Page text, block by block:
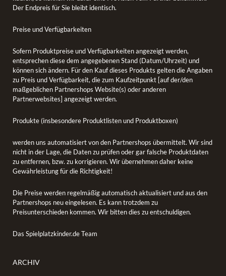
Der Endpreis für Sie bleibt identisch.
Preise und Verfügbarkeiten
Sofern Produktpreise und Verfügbarkeiten angezeigt werden,
entsprechen diese dem angegebenen Stand (Datum/Uhrzeit) und
können sich ändern. Für den Kauf dieses Produkts gelten die Angaben
zu Preis und Verfügbarkeit, die zum Kaufzeitpunkt [auf der/den
maßgeblichen Partnershops Website(s) oder anderen
Partnerwebsites] angezeigt werden.
Produkte (insbesondere Produktlisten und Produktboxen)
werden uns automatisiert von den Partnershops übermittelt. Wir sind
nicht in der Lage, die Daten zu prüfen oder gar falsche Produktdaten
zu entfernen, bzw. zu korrigieren. Wir übernehmen daher keine
Gewährleistung für die Richtigkeit!
Die Preise werden regelmäßig automatisch aktualisiert und aus den
Partnershops neu eingelesen. Es kann trotzdem zu
Preisunterschieden kommen. Wir bitten dies zu entschuldigen.
Das Spielplatzkinder.de Team
ARCHIV